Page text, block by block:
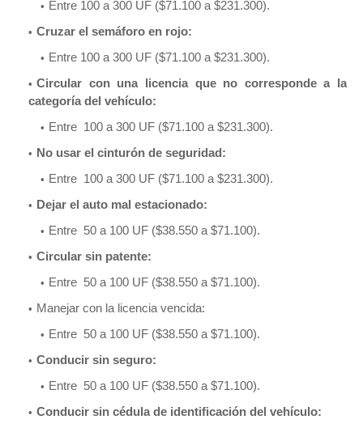
Entre 100 a 300 UF ($71.100 a $231.300).
Cruzar el semáforo en rojo:
Entre 100 a 300 UF ($71.100 a $231.300).
Circular con una licencia que no corresponde a la
categoría del vehículo:
Entre 100 a 300 UF ($71.100 a $231.300).
No usar el cinturón de seguridad:
Entre 100 a 300 UF ($71.100 a $231.300).
Dejar el auto mal estacionado:
Entre 50 a 100 UF ($38.550 a $71.100).
Circular sin patente:
Entre 50 a 100 UF ($38.550 a $71.100).
Manejar con la licencia vencida:
Entre 50 a 100 UF ($38.550 a $71.100).
Conducir sin seguro:
Entre 50 a 100 UF ($38.550 a $71.100).
Conducir sin cédula de identificación del vehículo: